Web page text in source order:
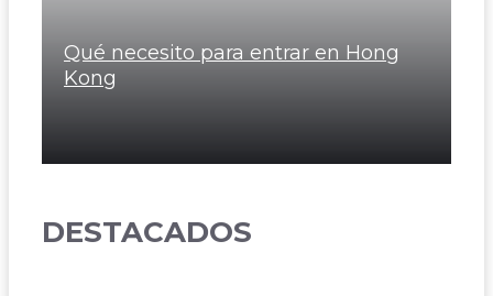
Qué necesito para entrar en Hong
Kong
DESTACADOS